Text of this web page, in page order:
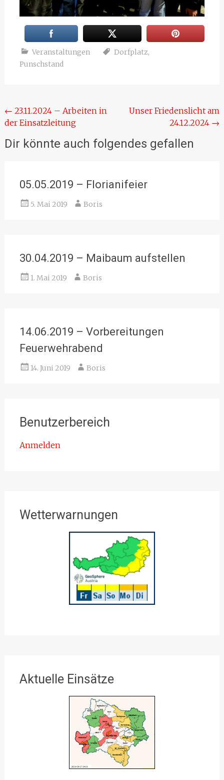
Veranstaltungen Dorfplatz,
Punschstand
Beitragsnavigation
← 23.11.2024 – Arbeiten in
der Einsatzleitung
Unser Friedenslicht am
24.12.2024 →
Dir könnte auch folgendes gefallen
05.05.2019 – Florianifeier
5. Mai 2019 Boris
30.04.2019 – Maibaum aufstellen
1. Mai 2019 Boris
14.06.2019 – Vorbereitungen
Feuerwehrabend
14. Juni 2019 Boris
Benutzerbereich
Anmelden
Wetterwarnungen
Aktuelle Einsätze